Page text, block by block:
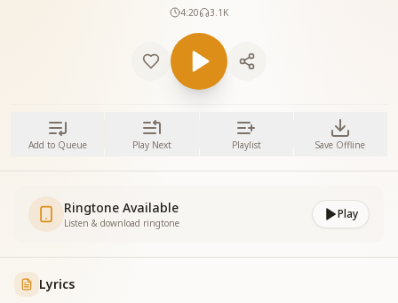
4:20
3.1K
Add to Queue Play Next Playlist Save Offline
Ringtone Available
Listen & download ringtone
Play
Lyrics